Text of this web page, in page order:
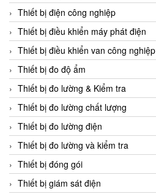
Celduc Vietnam
Cemb
Centec GmbH
CEQUBE
CHAUVIN ARNOUX
Checkline
Chino
Chiyoda Seiki
Chiyoda-Tsusho
Chongqing Huaneng
Thiết bị điện công nghiệp
Thiết bị điều khiển máy phát điện
Thiết bị điều khiển van công nghiệp
Thiết bị đo độ ẩm
Thiết bị đo lường & Kiểm tra
Thiết bị đo lường chất lượng
Thiết bị đo lường điện
Thiết bị đo lường và kiểm tra
Thiết bị đóng gói
Thiết bị giám sát điện